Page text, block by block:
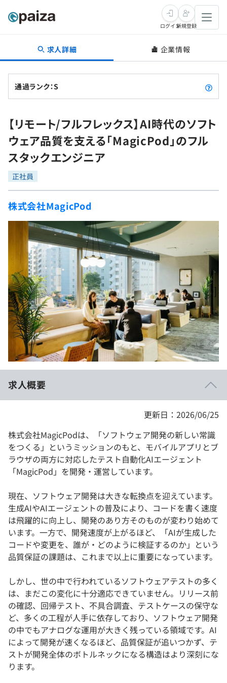
転職・キャリア
転職成功ガイド
転職エージェント
インタビュー
転職成功ガイド
新卒就活
求人検索
本選考
インターン
新卒エージェント
イベント・セミナー
インタビュー
就活成功ガイド
学習
問題集
4択課題
ナレッジ
リファレンス
プラン
個人向けプラン
法人向けプラン
学校向けプラン
契約内容・クーポン
プログラミング言語
評価結果一覧
再チャレンジ結果一覧
ゲーム・マンガ
Tech Team Journal
paiza times
note
paizaとは？
ログイン新規登録
求人詳細 企業情報
通過ランク：S
【リモート/フルフレックス】AI時代のソフト
ウェア品質を支える「MagicPod」のフル
スタックエンジニア
正社員
株式会社MagicPod
求人概要
更新日：2026/06/25
株式会社MagicPodは、「ソフトウェア開発の新しい常識
をつくる」というミッションのもと、モバイルアプリとブ
ラウザの両方に対応したテスト自動化AIエージェント
「MagicPod」を開発・運営しています。
現在、ソフトウェア開発は大きな転換点を迎えています。
生成AIやAIエージェントの普及により、コードを書く速度
は飛躍的に向上し、開発のあり方そのものが変わり始めて
います。一方で、開発速度が上がるほど、「AIが生成した
コードや変更を、誰が・どのように検証するのか」という
品質保証の課題は、これまで以上に重要になっています。
しかし、世の中で行われているソフトウェアテストの多く
は、まだこの変化に十分適応できていません。リリース前
の確認、回帰テスト、不具合調査、テストケースの保守な
ど、多くの工程が人手に依存しており、ソフトウェア開発
の中でもアナログな運用が大きく残っている領域です。AI
によって開発が速くなるほど、品質保証が追いつかず、テ
ストが開発全体のボトルネックになる構造はより深刻にな
ります。